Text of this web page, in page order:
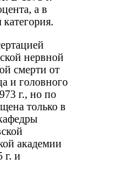
а в
нервной
смерти от
и головного
г., но по
только в
академии
г. и